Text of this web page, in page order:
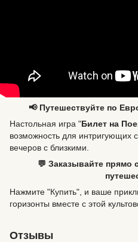
📢 Путешествуйте по
Настольная игра "Билет на
возможность для интригующих
вечеров с близкими.
💬 Заказывайте прямо
Нажмите "Купить", и ваше
горизонты вместе с этой
Отзывы